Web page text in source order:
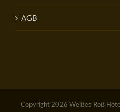
AGB
Copyright2026 Weißes Roß